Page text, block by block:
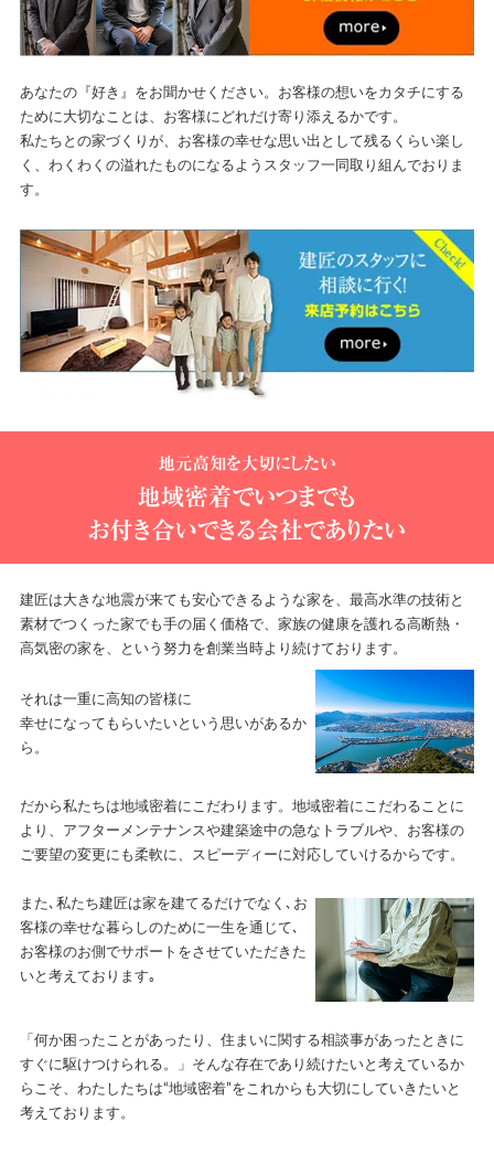
あなたの『好き』をお聞かせください。お客様の想いをカタチにする
ために大切なことは、お客様にどれだけ寄り添えるかです。
私たちとの家づくりが、お客様の幸せな思い出として残るくらい楽し
く、 わくわくの溢れたものになるようスタッフ一同取り組んでおりま
す。
建匠は大きな地震が来ても安心できるような家を、最高水準の技術と
素材でつくった家でも手の届く価格で、家族の健康を護れる高断熱・
高気密の家を、という努力を創業当時より続けております。
それは一重に高知の皆様に
幸せになってもらいたいという思いがあるか
ら。
だから私たちは地域密着にこだわります。地域密着にこだわることに
より、アフターメンテナンスや建築途中の急なトラブルや、お客様の
ご要望の変更にも柔軟に、スピーディーに対応していけるからです。
また､私たち建匠は家を建てるだけでなく､お
客様の幸せな暮らしのために一生を通じて､
お客様のお側でサポートをさせていただきた
いと考えております｡
「何か困ったことがあったり、住まいに関する相談事があったときに
すぐに駆けつけられる。」そんな存在であり続けたいと考えているか
らこそ、わたしたちは“地域密着”をこれからも大切にしていきたいと
考えております。